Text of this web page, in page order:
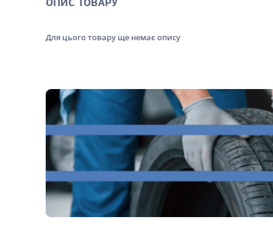
ОПИС ТОВАРУ
Для цього товару ще немає опису